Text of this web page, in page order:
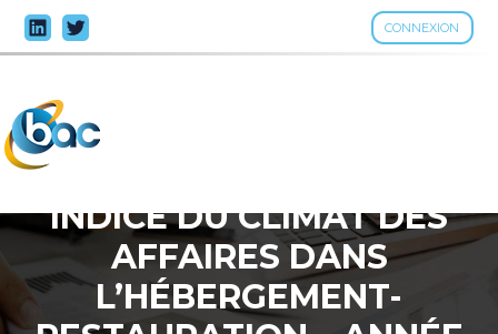
CONNEXION
Aller
au
INDICE DU CLIMAT DES
AFFAIRES DANS
L’HÉBERGEMENT-